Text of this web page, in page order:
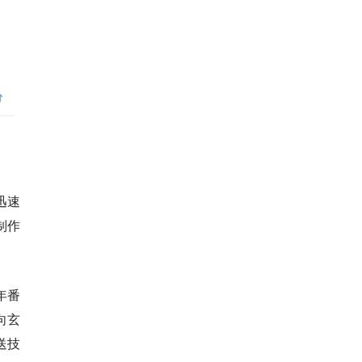
速
作
番
玄
技